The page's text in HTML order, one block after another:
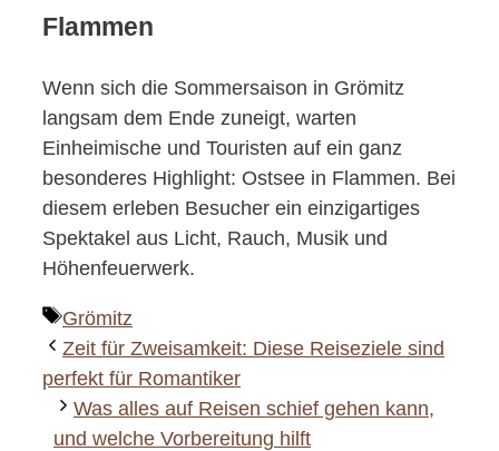
Flammen
Wenn sich die Sommersaison in Grömitz
langsam dem Ende zuneigt, warten
Einheimische und Touristen auf ein ganz
besonderes Highlight: Ostsee in Flammen. Bei
diesem erleben Besucher ein einzigartiges
Spektakel aus Licht, Rauch, Musik und
Höhenfeuerwerk.
Schlagwörter
Grömitz
Zeit für Zweisamkeit: Diese Reiseziele sind
perfekt für Romantiker
Was alles auf Reisen schief gehen kann,
und welche Vorbereitung hilft